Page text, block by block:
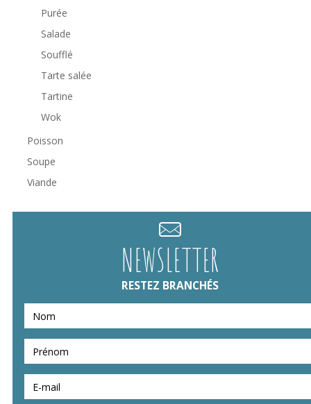
Purée
Salade
Soufflé
Tarte salée
Tartine
Wok
Poisson
Soupe
Viande
NEWSLETTER
RESTEZ BRANCHÉS